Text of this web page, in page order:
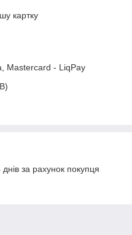
картку
Mastercard - LiqPay
за рахунок покупця